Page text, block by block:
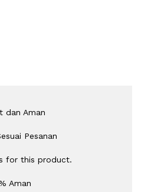
dan Aman
Pesanan
for this product.
Aman